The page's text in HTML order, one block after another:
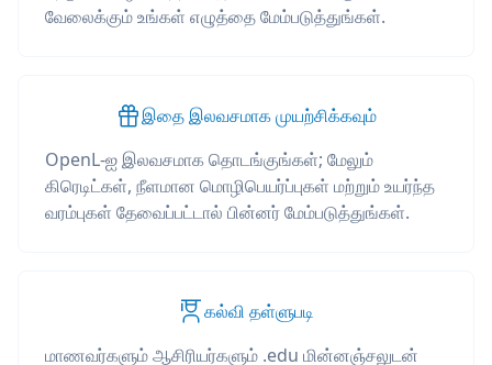
வேலைக்கும் உங்கள் எழுத்தை மேம்படுத்துங்கள்.
இதை இலவசமாக முயற்சிக்கவும்
OpenL-ஐ இலவசமாக தொடங்குங்கள்; மேலும்
கிரெடிட்கள், நீளமான மொழிபெயர்ப்புகள் மற்றும் உயர்ந்த
வரம்புகள் தேவைப்பட்டால் பின்னர் மேம்படுத்துங்கள்.
கல்வி தள்ளுபடி
மாணவர்களும் ஆசிரியர்களும் .edu மின்னஞ்சலுடன்